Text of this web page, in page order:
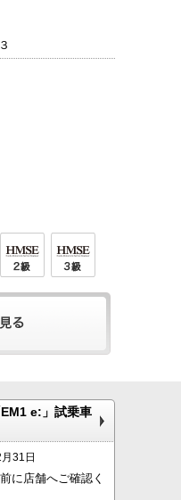
e:」試乗車
31日
に店舗へご確認く